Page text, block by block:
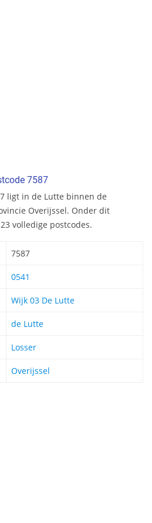
7587
ligt in de Lutte binnen de
Overijssel. Onder dit
volledige postcodes.
7587
0541
Wijk 03 De Lutte
de Lutte
Losser
Overijssel